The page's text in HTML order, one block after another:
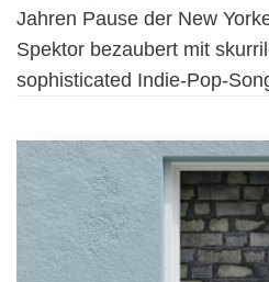
Jahren Pause der New
Spektor bezaubert mit
sophisticated Indie-Pop-